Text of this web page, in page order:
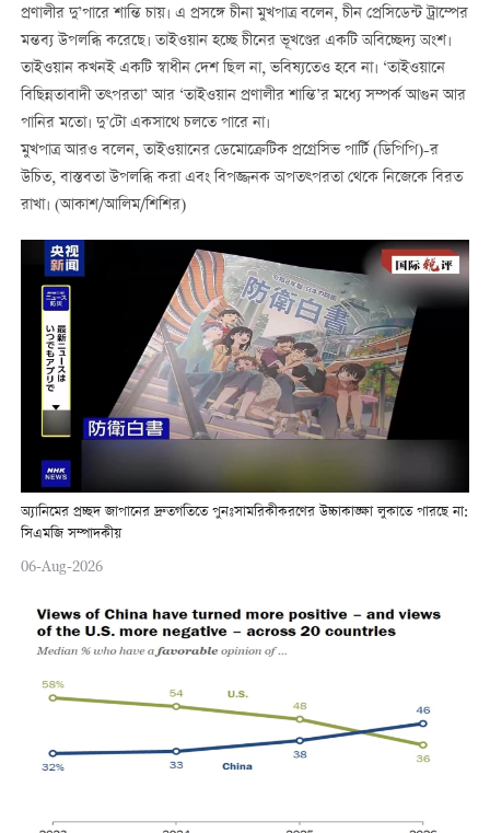
প্রণালীর দু’পারে শান্তি চায়। এ প্রসঙ্গে চীনা মুখপাত্র বলেন, চীন প্রেসিডেন্ট ট্রাম্পের
মন্তব্য উপলব্ধি করেছে। তাইওয়ান হচ্ছে চীনের ভূখণ্ডের একটি অবিচ্ছেদ্য অংশ।
তাইওয়ান কখনই একটি স্বাধীন দেশ ছিল না, ভবিষ্যতেও হবে না। ‘তাইওয়ানে
বিছিন্নতাবাদী তত্পরতা’ আর ‘তাইওয়ান প্রণালীর শান্তি’র মধ্যে সম্পর্ক আগুন আর
পানির মতো। দু’টো একসাথে চলতে পারে না।
মুখপাত্র আরও বলেন, তাইওয়ানের ডেমোক্রেটিক প্রগ্রেসিভ পার্টি (ডিপিপি)-র
উচিত, বাস্তবতা উপলব্ধি করা এবং বিপজ্জনক অপতত্পরতা থেকে নিজেকে বিরত
রাখা। (আকাশ/আলিম/শিশির)
অ্যানিমের প্রচ্ছদ জাপানের দ্রুতগতিতে পুনঃসামরিকীকরণের উচ্চাকাঙ্ক্ষা লুকাতে পারছে না:
সিএমজি সম্পাদকীয়
06-Aug-2026